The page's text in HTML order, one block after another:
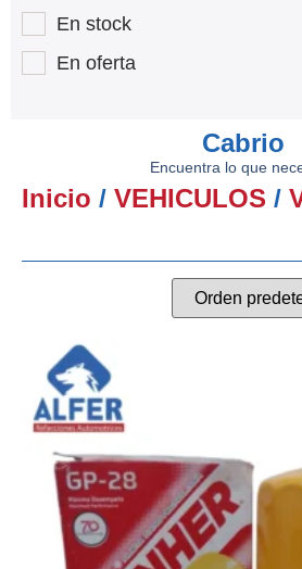
En stock
En oferta
Cabrio
Encuentra lo que
Inicio / VEHICULOS /